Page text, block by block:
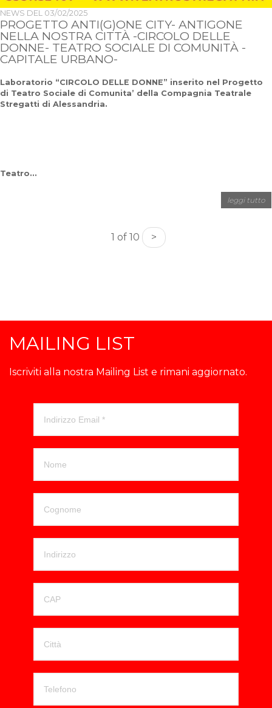
NEWS DEL 03/02/2025
PROGETTO ANTI(G)ONE CITY- ANTIGONE
NELLA NOSTRA CITTÀ -CIRCOLO DELLE
DONNE- TEATRO SOCIALE DI COMUNITÀ -
CAPITALE URBANO-
Laboratorio “CIRCOLO DELLE DONNE” inserito nel Progetto
di Teatro Sociale di Comunita’ della Compagnia Teatrale
Stregatti di Alessandria.
Teatro...
leggi tutto
1 of 10 >
MAILING LIST
Iscriviti alla nostra Mailing List e rimani aggiornato.